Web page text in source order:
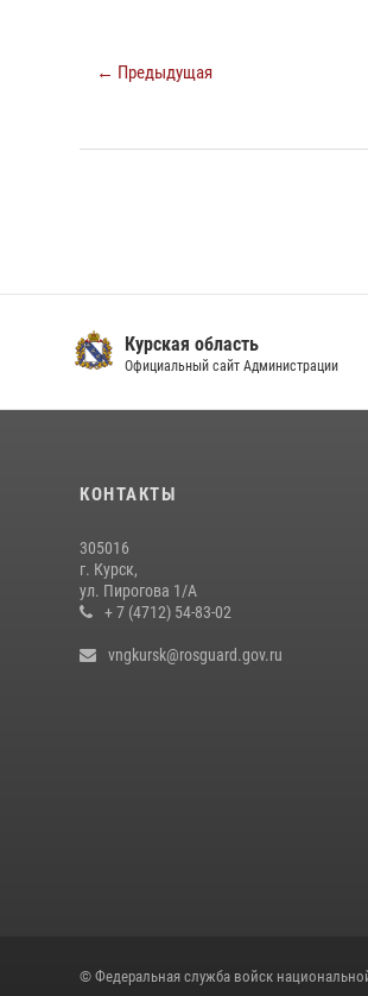
← Предыдущая
Курская область
Официальный сайт Администрации
КОНТАКТЫ
305016
г. Курск,
ул. Пирогова 1/А
+ 7 (4712) 54-83-02
vngkursk@rosguard.gov.ru
© Федеральная служба войск